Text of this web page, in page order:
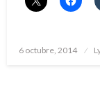
Publicado
6 octubre, 2014